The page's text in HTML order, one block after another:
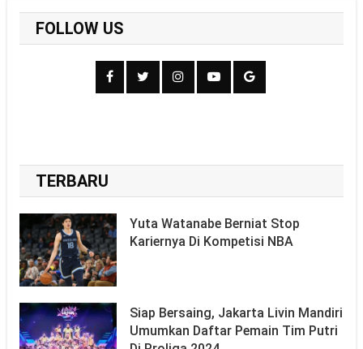
FOLLOW US
TERBARU
Yuta Watanabe Berniat Stop
Kariernya Di Kompetisi NBA
Siap Bersaing, Jakarta Livin Mandiri
Umumkan Daftar Pemain Tim Putri